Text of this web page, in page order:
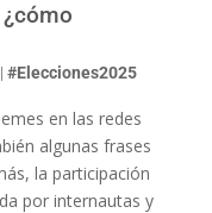
| #Elecciones2025
en las redes
algunas frases
la participación
por internautas y